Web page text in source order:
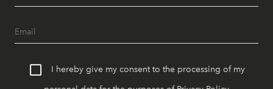
I hereby give my consent to the processing of my